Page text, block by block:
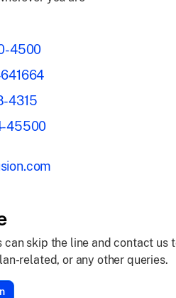
4500
4315
45500
can skip the line and contact us
related, or any other queries.